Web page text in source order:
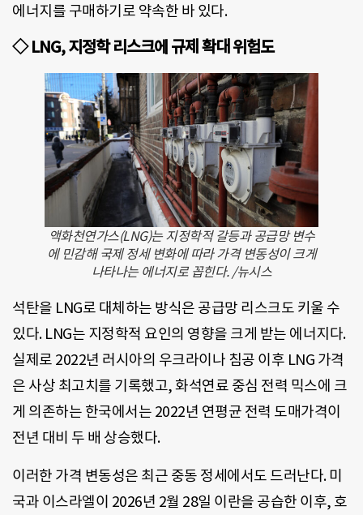
에너지를 구매하기로 약속한 바 있다.
◇ LNG, 지정학 리스크에 규제 확대 위험도
액화천연가스(LNG)는 지정학적 갈등과 공급망 변수
에 민감해 국제 정세 변화에 따라 가격 변동성이 크게
나타나는 에너지로 꼽힌다. /뉴시스
석탄을 LNG로 대체하는 방식은 공급망 리스크도 키울 수
있다. LNG는 지정학적 요인의 영향을 크게 받는 에너지다.
실제로 2022년 러시아의 우크라이나 침공 이후 LNG 가격
은 사상 최고치를 기록했고, 화석연료 중심 전력 믹스에 크
게 의존하는 한국에서는 2022년 연평균 전력 도매가격이
전년 대비 두 배 상승했다.
이러한 가격 변동성은 최근 중동 정세에서도 드러난다. 미
국과 이스라엘이 2026년 2월 28일 이란을 공습한 이후, 호